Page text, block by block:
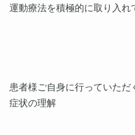
運動療法を積極的に取り入れ
患者様ご自身に行っていただ
症状の理解